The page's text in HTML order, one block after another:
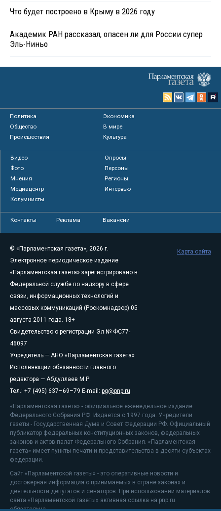
Что будет построено в Крыму в 2026 году
Академик РАН рассказал, опасен ли для России супер
Эль-Ниньо
Политика
Экономика
Общество
В мире
Происшествия
Культура
Видео
Опросы
Фото
Персоны
Мнения
Регионы
Медиацентр
Интервью
Колумнисты
Контакты Реклама Вакансии
© «Парламентская газета», 2026 г.
Электронное периодическое издание
«Парламентская газета» зарегистрировано в
Федеральной службе по надзору в сфере
связи, информационных технологий и
массовых коммуникаций (Роскомнадзор) 05
августа 2011 года. 18+
Свидетельство о регистрации Эл № ФС77-
46097
Учредитель — АНО «Парламентская газета»
Исполняющий обязанности главного
редактора — Абдуллаев М.Р.
Тел.: +7 (495) 637–69–79 E-mail: pg@pnp.ru
«Парламентская газета» - официальное еженедельное издание
Федерального Собрания РФ. Издается с 1997 года. Учредители
газеты - Государственная Дума и Совет Федерации РФ. Официальный
публикатор федеральных конституционных законов, федеральных
законов и актов палат Федерального Собрания. «Парламентская
газета» имеет пункты печати и представительства в десяти субъектах
федерации.
Сайт «Парламентской газеты» - это оперативные новости и
достоверная информация о принимаемых в стране законах и
деятельности депутатов и сенаторов. При использовании материалов
сайта «Парламентской газеты» активная ссылка на pnp.ru
обязательна.
Карта сайта